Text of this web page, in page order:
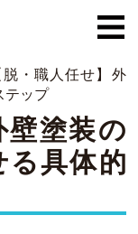
脱・職人任せ】外
テップ
壁塗装の
る具体的